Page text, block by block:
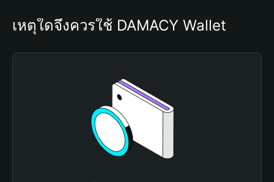
เหตุใดจึงควรใช้ DAMACY Wallet